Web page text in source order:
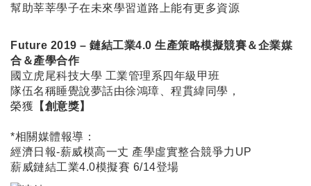
幫助莘莘學子在未來學習道路上能有更多資源
Future 2019 – 鏈結工業4.0 生產策略模擬競賽＆企業媒
合＆產學合作
國立虎尾科技大學 工業管理系四年級甲班
隊伍名稱睡覺說夢話由徐鴻璋、程貫緯同學，
榮獲 【創意獎】
*相關媒體報導：
經濟日報-薪威模高一丈 產學虛實整合競爭力UP
薪威鏈結工業4.0模擬賽 6/14登場